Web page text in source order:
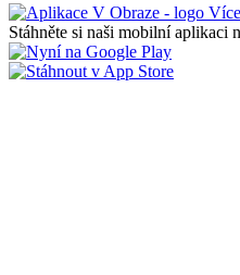
Stáhněte si naši mobilní aplikaci